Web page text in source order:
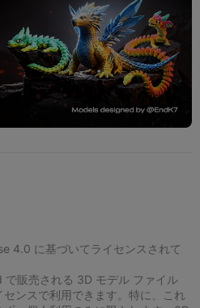
4.0 に基づいてライセンスされて
販売される 3D モデル ファイル
ンスで利用できます。特に、これ